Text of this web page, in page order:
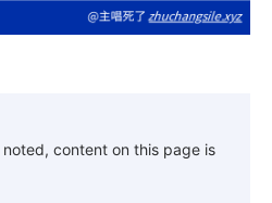
content on this page is